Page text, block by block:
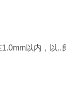
以内，以..